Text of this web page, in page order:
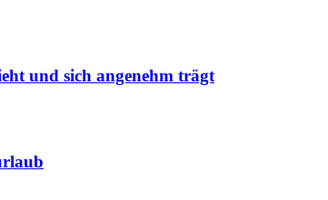
und sich angenehm trägt